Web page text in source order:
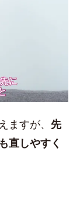
ますが、 先
直しやすく